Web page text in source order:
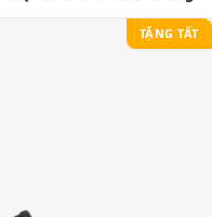
TẶNG TẤT